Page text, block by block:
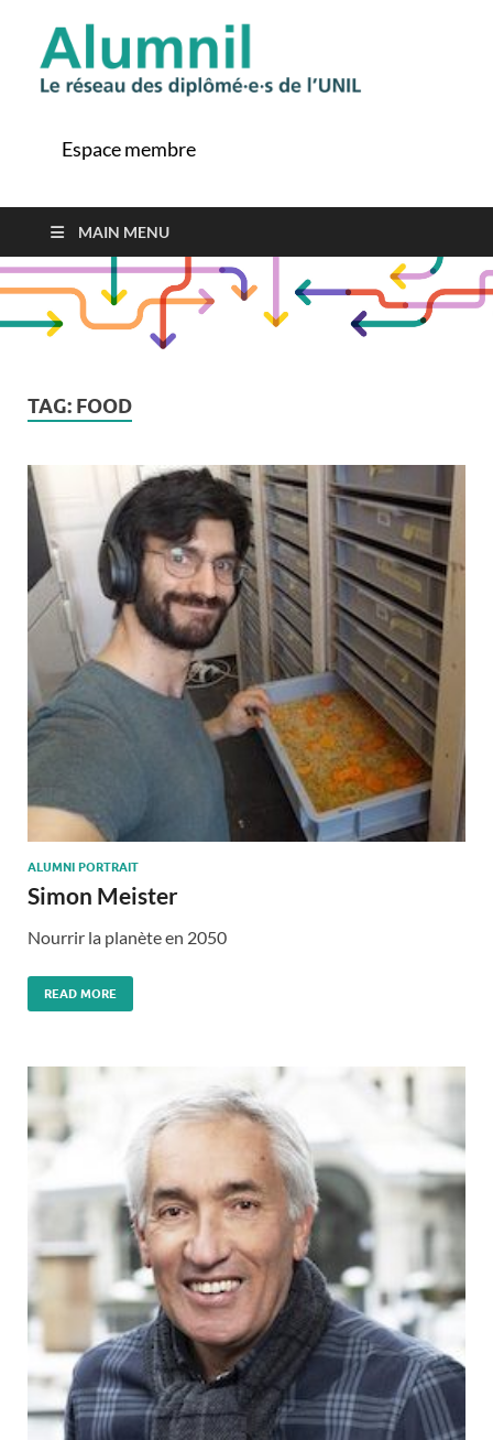
Espace membre
MAIN MENU
TAG: FOOD
ALUMNI PORTRAIT
Simon Meister
Nourrir la planète en 2050
READ MORE